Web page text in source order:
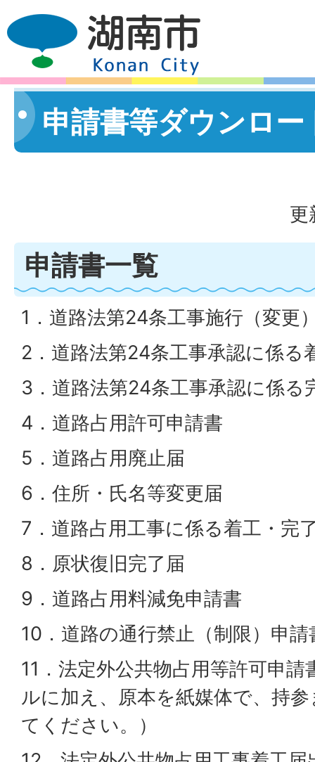
申請書等ダウンロー
更
申請書一覧
1．道路法第24条工事施行（変更
2．道路法第24条工事承認に係る
3．道路法第24条工事承認に係る
4．道路占用許可申請書
5．道路占用廃止届
6．住所・氏名等変更届
7．道路占用工事に係る着工・完
8．原状復旧完了届
9．道路占用料減免申請書
10．道路の通行禁止（制限）申請
11．法定外公共物占用等許可申
ルに加え、原本を紙媒体で、持
てください。）